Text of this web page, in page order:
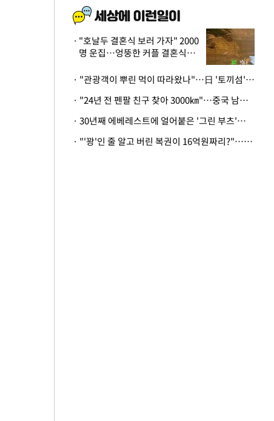
"호날두 결혼식 보러 가자" 2000
명 운집…엉뚱한 커플 결혼식에
· "관광객이 뿌린 먹이 따라왔나"…日 '토끼섬' 멧돼지, 토끼까지 사냥
· "24년 전 펜팔 친구 찾아 3000㎞"…중국 남성 사연에 '뭉클'
· 30년째 에베레스트에 얼어붙은 '그린 부츠'…드디어 가족 품으로
· "'꽝'인 줄 알고 버린 복권이 16억원짜리?"…극적으로 되찾은 사연